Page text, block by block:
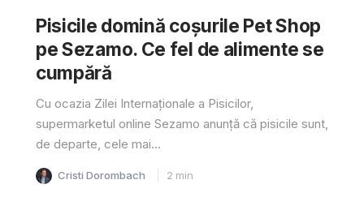
Pisicile domină coșurile Pet Shop
pe Sezamo. Ce fel de alimente se
cumpără
Cu ocazia Zilei Internaționale a Pisicilor,
supermarketul online Sezamo anunță că pisicile sunt,
de departe, cele mai...
Cristi Dorombach 2 min